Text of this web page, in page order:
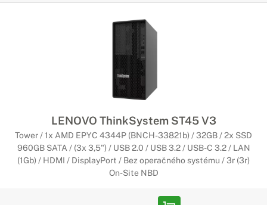
LENOVO ThinkSystem ST45 V3
Tower / 1x AMD EPYC 4344P (BNCH-33821b) / 32GB / 2x SSD
960GB SATA / (3x 3,5") / USB 2.0 / USB 3.2 / USB-C 3.2 / LAN
(1Gb) / HDMI / DisplayPort / Bez operačného systému / 3r (3r)
On-Site NBD